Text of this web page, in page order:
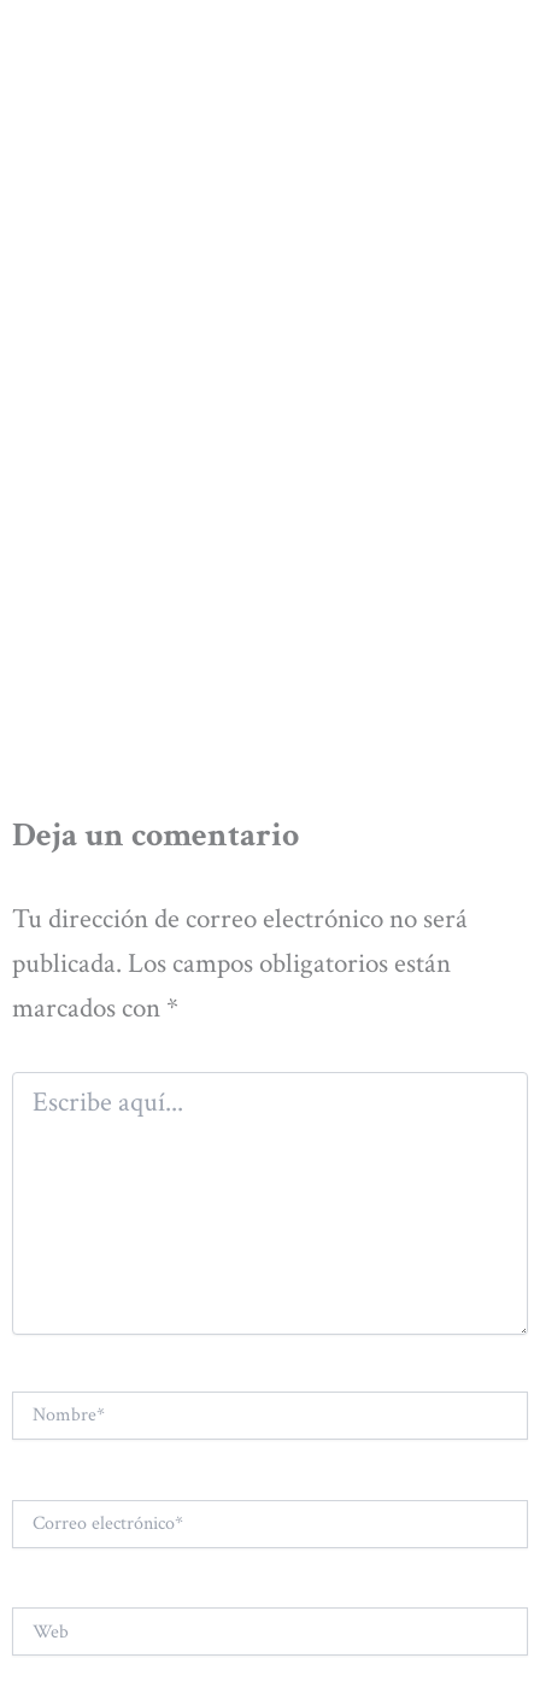
Deja un comentario
Tu dirección de correo electrónico no será
publicada. Los campos obligatorios están
marcados con *
aquí...
Nombre*
electrónico*